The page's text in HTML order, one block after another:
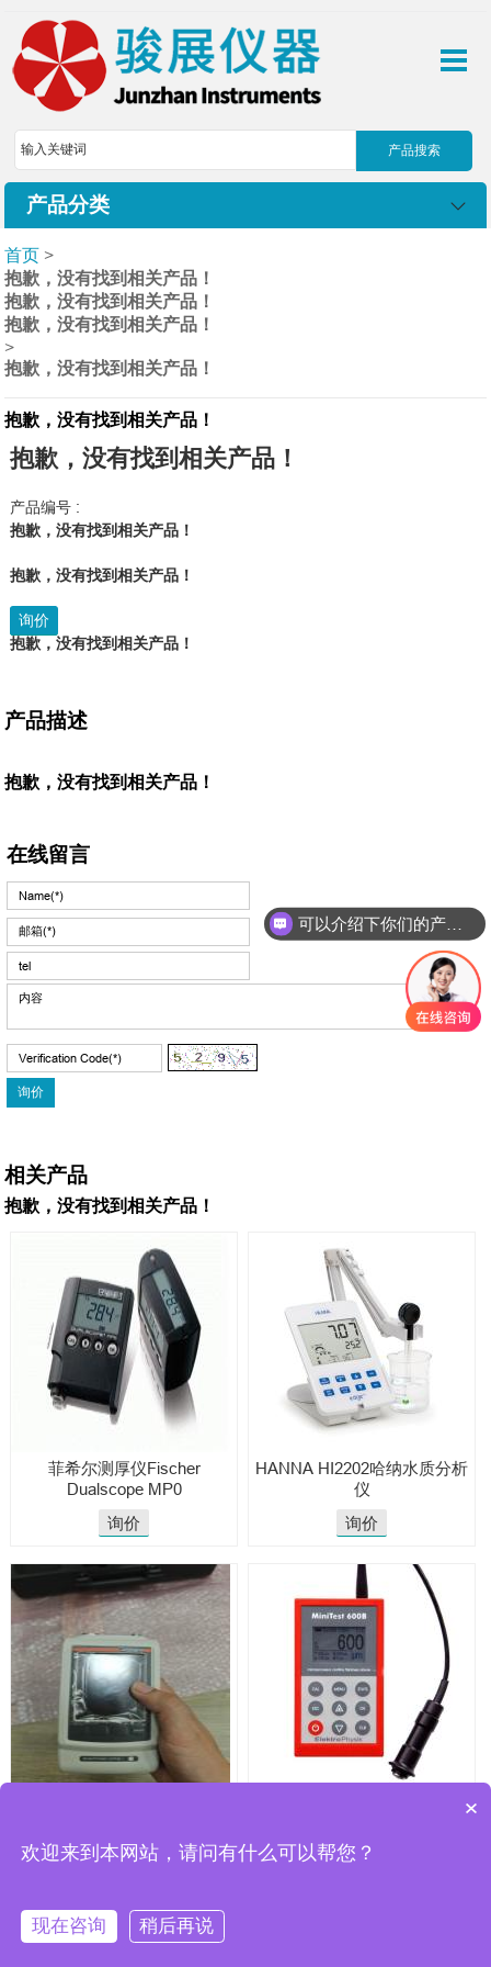
产品分类
首页 >
抱歉，没有找到相关产品！
抱歉，没有找到相关产品！
抱歉，没有找到相关产品！
>
抱歉，没有找到相关产品！
抱歉，没有找到相关产品！
抱歉，没有找到相关产品！
产品编号 :
抱歉，没有找到相关产品！
抱歉，没有找到相关产品！
询价
抱歉，没有找到相关产品！
产品描述
抱歉，没有找到相关产品！
在线留言
相关产品
抱歉，没有找到相关产品！
菲希尔测厚仪Fischer
Dualscope MP0
询价
HANNA HI2202哈纳水质分析
仪
询价
询价
测厚仪
询价
公司Powered by JUNZHAN
可以介绍下你们的产品么
×
欢迎来到本网站，请问有什么可以帮您？
现在咨询 稍后再说